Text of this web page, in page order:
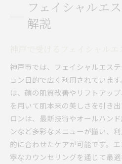
フェイシャルエ
解説
神戸市では、フェイシャルエス
ョン目的で広く利用されていま
は、顔の肌質改善やリフトアッ
を用いて肌本来の美しさを引き
ロンは、最新技術やオールハン
ンなど多彩なメニューが揃い、
的に合わせたケアが可能です。
寧なカウンセリングを通じて最